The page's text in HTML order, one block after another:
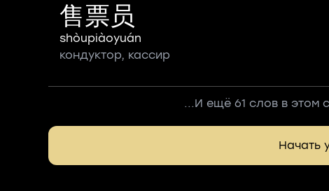
售票员
shòupiàoyuán
кондуктор, кассир
...И ещё 61 слов в этом
Начать